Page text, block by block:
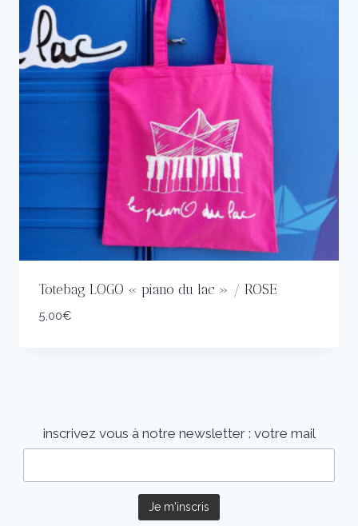
Totebag LOGO « piano du lac » / ROSE
5,00€
inscrivez vous à notre newsletter : votre mail